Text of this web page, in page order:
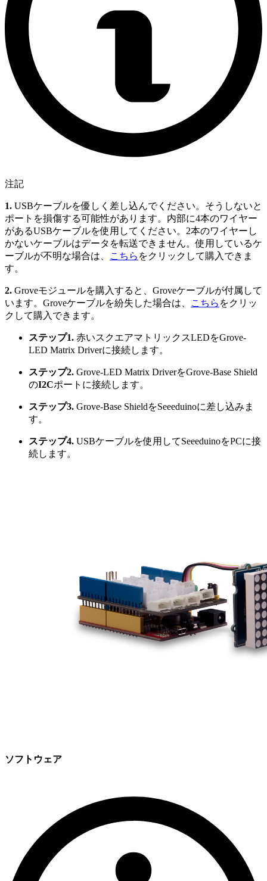
注記
1. USBケーブルを優しく差し込んでください。そうしないと
ポートを損傷する可能性があります。内部に4本のワイヤー
があるUSBケーブルを使用してください。2本のワイヤーし
かないケーブルはデータを転送できません。使用しているケ
ーブルが不明な場合は、
こちら をクリックして購入できま
す。
2. Groveモジュールを購入すると、Groveケーブルが付属して
います。Groveケーブルを紛失した場合は、
こちら をクリッ
クして購入できます。
ステップ1. 赤いスクエアマトリックスLEDをGrove-
LED Matrix Driverに接続します。
ステップ2. Grove-LED Matrix DriverをGrove-Base Shield
のI2Cポートに接続します。
ステップ3. Grove-Base ShieldをSeeeduinoに差し込みま
す。
ステップ4. USBケーブルを使用してSeeeduinoをPCに接
続します。
ソフトウェア